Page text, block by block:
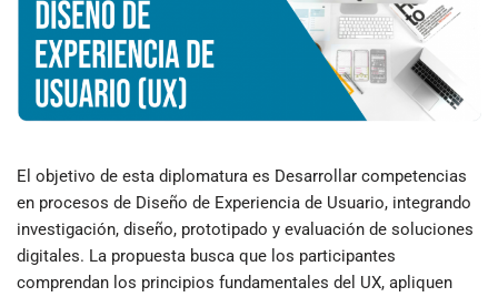
El objetivo de esta diplomatura es Desarrollar competencias
en procesos de Diseño de Experiencia de Usuario, integrando
investigación, diseño, prototipado y evaluación de soluciones
digitales. La propuesta busca que los participantes
comprendan los principios fundamentales del UX, apliquen